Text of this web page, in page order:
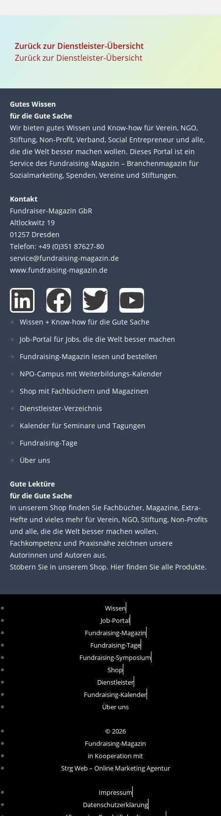
Zurück zur Dienstleister-Übersicht
Zurück zur Dienstleister-Übersicht
Gutes Wissen
für die Gute Sache
Wir bie­ten gutes Wis­sen und Know-how für Ver­ein, NGO,
Stif­tung, Non-Profit, Ver­band, Social Entre­pre­neur und alle,
die die Welt bes­ser machen wol­len. Die­ses Por­tal ist ein
Service des Fund­raising-Magazin – Bran­chen­magazin für
Sozial­marke­ting, Spen­den, Ver­eine und Stif­tun­gen.
Kontakt
Fundraiser-Magazin GbR
Altlockwitz 19
01257 Dresden
Telefon: +49 (0)351 87627-80
service@fundraising-magazin.de
www.fundraising-magazin.de
L
i
n
k
e
d
i
n
F
a
c
e
b
o
o
T
w
i
t
t
e
Y
o
u
t
u
b
Wissen + Know-how für die Gute Sache
Job-Portal für Jobs, die die Welt besser machen
Fundraising-Magazin lesen und bestellen
NPO-Campus mit Weiterbildungs-Kalender
Shop mit Fachbüchern und Magazinen
Dienstleister-Verzeichnis
Kalender für Seminare und Tagungen
Fundraising-Tage
Über uns
Gute Lektüre
für die Gute Sache
In unserem Shop finden Sie Fachbücher, Magazine, Extra-
Hefte und vieles mehr für Verein, NGO, Stiftung, Non-Profits
und alle, die die Welt besser machen wollen.
Fachkompetenz und Praxisnähe zeichnen unsere
Autorinnen und Autoren aus.
Stöbern Sie in unserem Shop. Hier finden Sie alle Produkte.
Wissen
Job-Portal
Fundraising-Magazin
Fundraising-Tage
Fundraising-Symposium
Shop
Dienstleister
Fundraising-Kalender
Über uns
© 2026
Fundraising-Magazin
in Kooperation mit
Strg Web – Online Marketing Agentur
Impressum
Datenschutzerklärung